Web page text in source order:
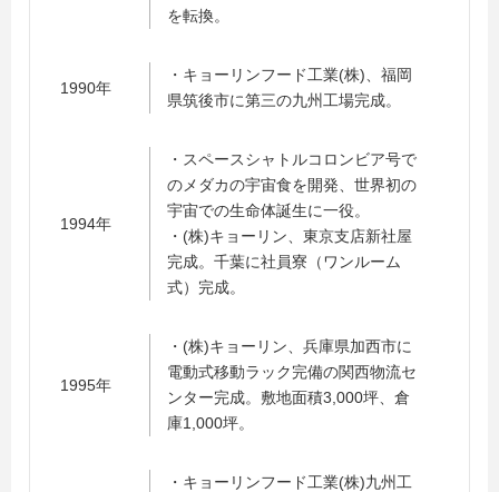
を転換。
1990年
・キョーリンフード工業(株)、福岡
県筑後市に第三の九州工場完成。
1994年
・スペースシャトルコロンビア号で
のメダカの宇宙食を開発、世界初の
宇宙での生命体誕生に一役。
・(株)キョーリン、東京支店新社屋
完成。千葉に社員寮（ワンルーム
式）完成。
1995年
・(株)キョーリン、兵庫県加西市に
電動式移動ラック完備の関西物流セ
ンター完成。敷地面積3,000坪、倉
庫1,000坪。
・キョーリンフード工業(株)九州工